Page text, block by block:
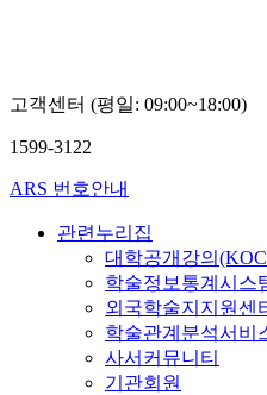
고객센터 (평일: 09:00~18:00)
1599-3122
ARS 번호안내
관련누리집
대학공개강의
학술정보통계시스
외국학술지지원센
학술관계분석서비
사서커뮤니티
기관회원